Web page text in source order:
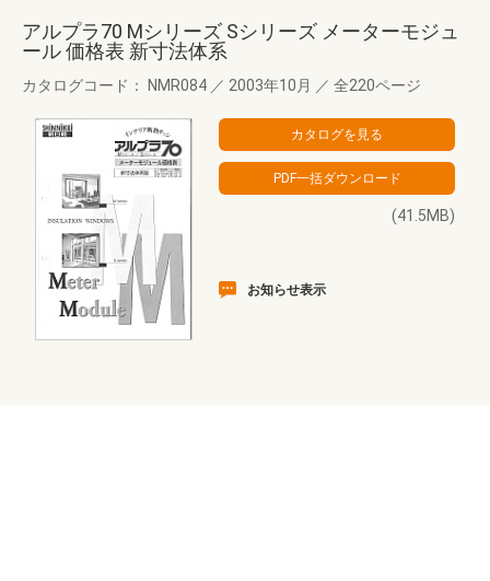
アルプラ70 Mシリーズ Sシリーズ メーターモジュ
ール 価格表 新寸法体系
カタログコード： NMR084 ／ 2003年10月 ／ 全220ページ
(41.5MB)
お知らせ表示